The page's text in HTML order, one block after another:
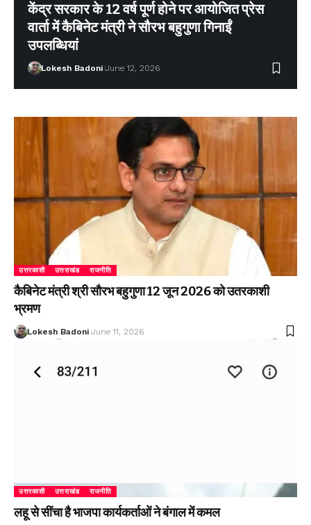
केंद्र सरकार के 12 वर्ष पूर्ण होने पर आयोजित प्रेस
वार्ता में कैबिनेट मंत्री ने सौरभ बहुगुणा गिनाईं
उपलब्धियां
Lokesh Badoni June 12, 2026
उत्तरकाशी उत्तराखंड राजनीति
कैबिनेट मंत्री श्री सौरभ बहुगुणा 12 जून 2026 को उतरकाशी
भ्रमण
Lokesh Badoni June 11, 2026
उत्तरकाशी उत्तराखंड राजनीति
लहू से सींचा है भाजपा कार्यकर्ताओं ने बंगाल में कमल